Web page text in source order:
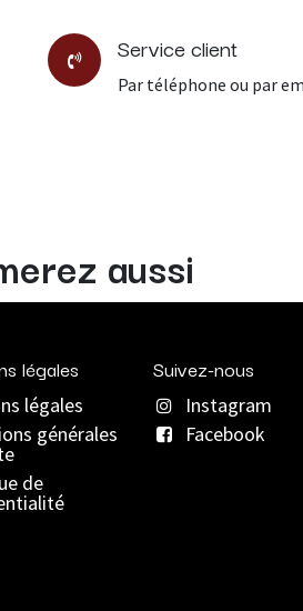
Service client
Par téléphone ou par
aussi
légales
légales
générales
de
Suivez-nous
Instagram
Facebook